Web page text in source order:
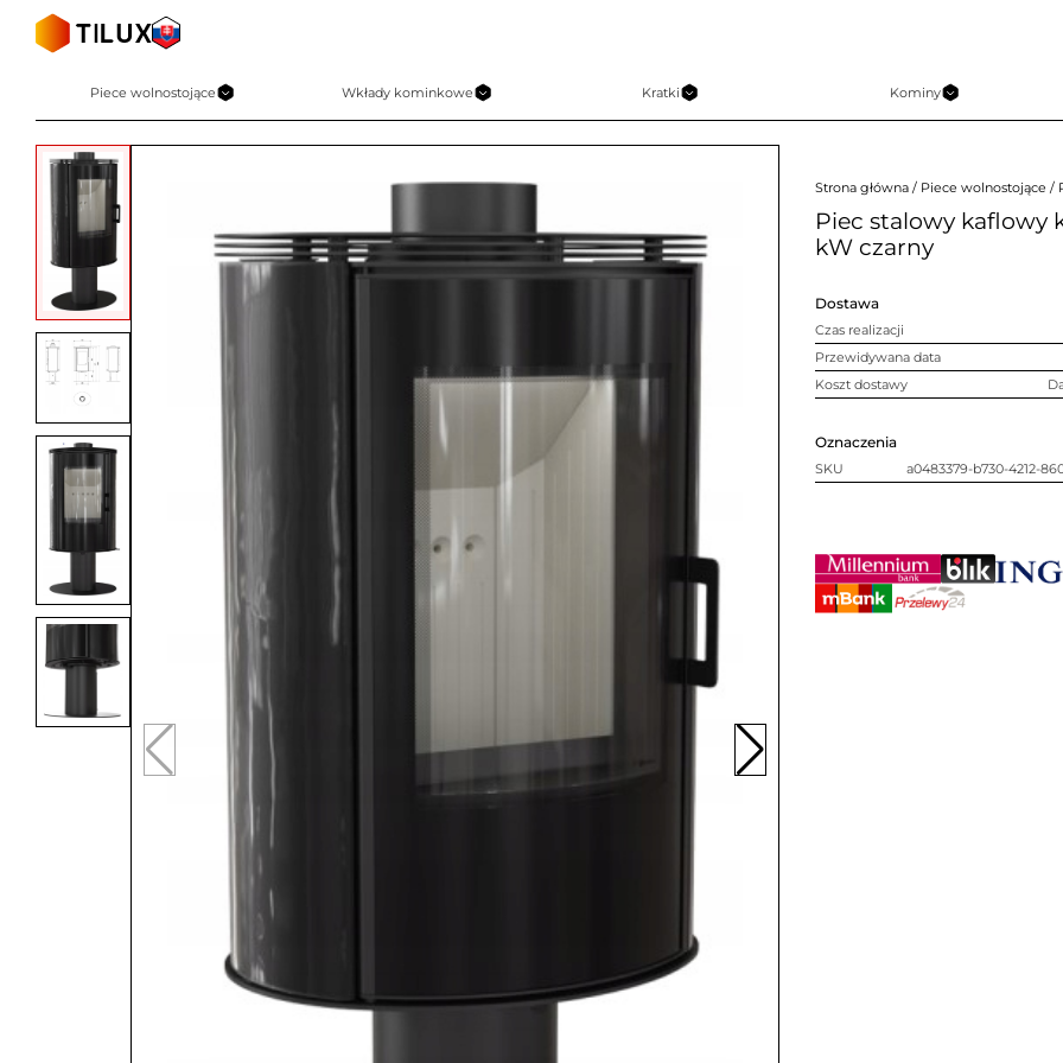
Piece wolnostojące Wkłady kominkowe Kratki Kominy
Strona główna / Piece wolnostojące /
Piec stalowy kaflowy
kW czarny
Dostawa
Czas realizacji
Przewidywana data
Koszt dostawy
Oznaczenia
SKU a0483379-b730-4212-